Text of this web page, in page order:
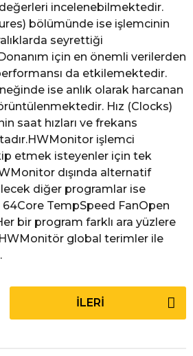
incelenebilmektedir.
bölümünde ise işlemcinin
seyrettiği
için en önemli verilerden
da etkilemektedir.
ise anlık olarak harcanan
Hız (Clocks)
saat hızları ve frekans
işlemci
etmek isteyenler için tek
dışında alternatif
diğer programlar ise
TempSpeed FanOpen
bir program farklı ara yüzlere
global terimler ile
İLERI